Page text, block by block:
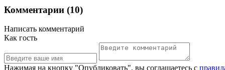
Комментарии (10)
Написать комментарий
Как гость
Нажимая на кнопку "Опубликовать", вы соглашаетесь с